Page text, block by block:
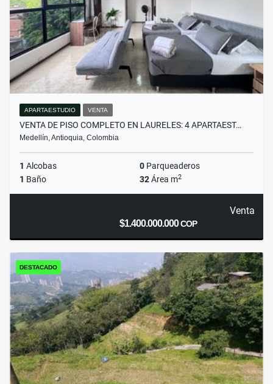
APARTAESTUDIO VENTA
VENTA DE PISO COMPLETO EN LAURELES: 4 APARTAEST…
Medellín, Antioquia, Colombia
1 Alcobas 0 Parqueaderos
1 Baño 32Área m2
Venta
$1.400.000.000COP
DESTACADO